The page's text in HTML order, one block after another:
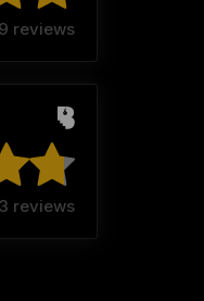
reviews
reviews